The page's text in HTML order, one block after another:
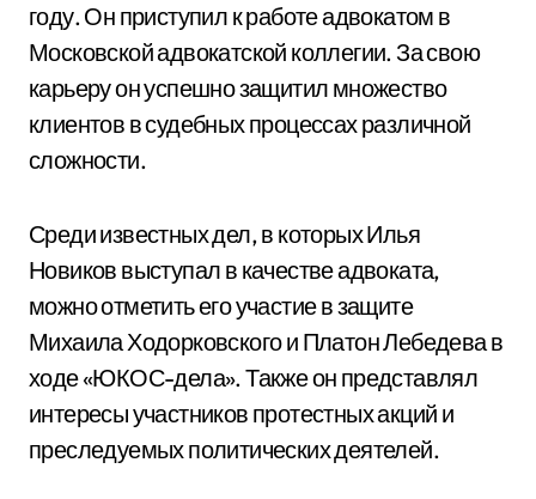
году. Он приступил к работе адвокатом в
Московской адвокатской коллегии. За свою
карьеру он успешно защитил множество
клиентов в судебных процессах различной
сложности.
Среди известных дел, в которых Илья
Новиков выступал в качестве адвоката,
можно отметить его участие в защите
Михаила Ходорковского и Платон Лебедева в
ходе «ЮКОС-дела». Также он представлял
интересы участников протестных акций и
преследуемых политических деятелей.